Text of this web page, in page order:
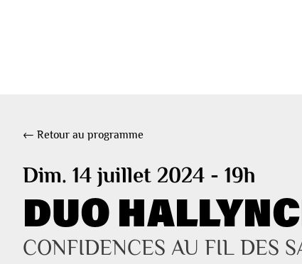
← Retour au programme
Dim. 14 juillet 2024 - 19h
DUO
CONFIDENCES AU FIL DES